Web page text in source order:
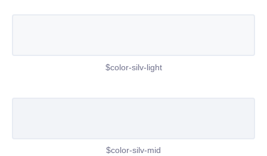
$color-silv-light
$color-silv-mid